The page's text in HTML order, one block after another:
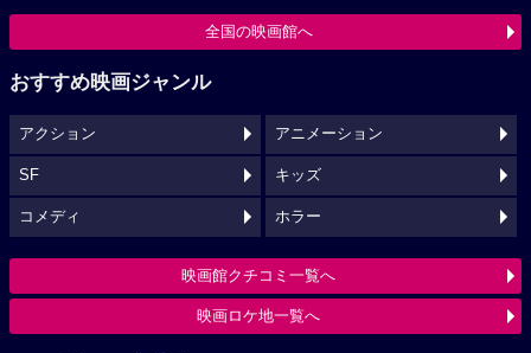
全国の映画館へ
おすすめ映画ジャンル
アクション アニメーション
SF キッズ
コメディ ホラー
映画館クチコミ一覧へ
映画ロケ地一覧へ